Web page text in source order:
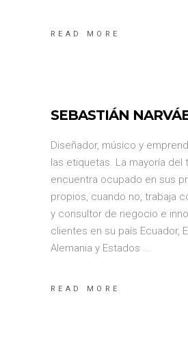
READ MORE
SEBASTIÁN
Diseñador, músico y
las etiquetas. La mayoría del
encuentra ocupado en sus
propios, cuando no, trabaja
y consultor de negocio e
clientes en su país Ecuador,
Alemania y Estados
READ MORE